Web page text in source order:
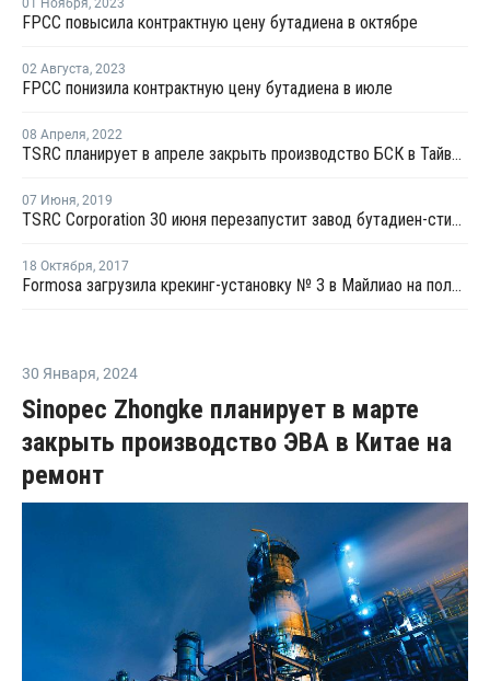
FPCC повысила контрактную цену бутадиена в октябре
02 Августа, 2023
FPCC понизила контрактную цену бутадиена в июле
08 Апреля, 2022
TSRC планирует в апреле закрыть производство БСК в Тайване на ремонт
07 Июня, 2019
TSRC Corporation 30 июня перезапустит завод бутадиен-стирольного каучука в Тайване после планового ремонта
18 Октября, 2017
Formosa загрузила крекинг-установку № 3 в Майлиао на полную мощность
30 Января, 2024
Sinopec Zhongke планирует в марте
закрыть производство ЭВА в Китае на
ремонт